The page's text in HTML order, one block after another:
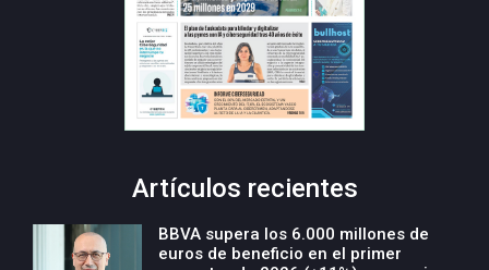
Artículos recientes
BBVA supera los 6.000 millones de
euros de beneficio en el primer